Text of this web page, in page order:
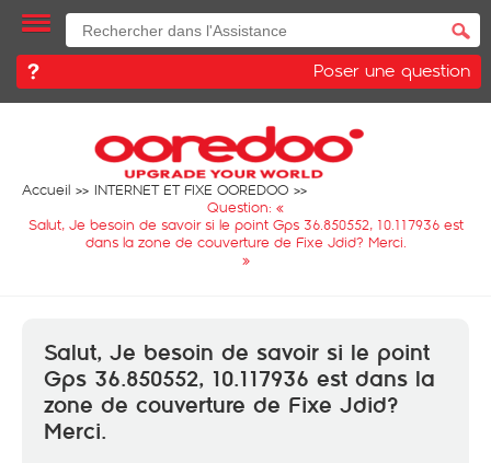
Poser une question
Accueil
INTERNET ET FIXE OOREDOO
Question: «
Salut, Je besoin de savoir si le point Gps 36.850552, 10.117936 est
dans la zone de couverture de Fixe Jdid? Merci.
»
Salut, Je besoin de savoir si le point
Gps 36.850552, 10.117936 est dans la
zone de couverture de Fixe Jdid?
Merci.